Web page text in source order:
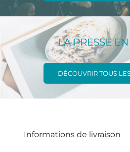
LA PRESSE
DÉCOUVRIR TOUS
Informations de livraison